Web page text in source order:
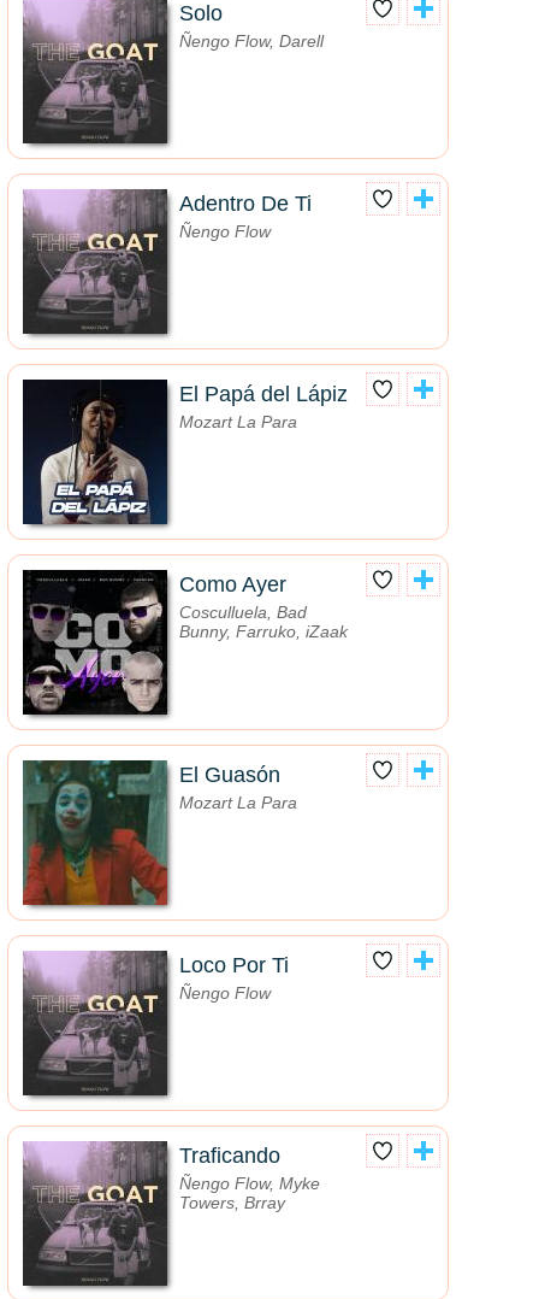
Solo
Ñengo Flow, Darell
Adentro De Ti
Ñengo Flow
El Papá del Lápiz
Mozart La Para
Como Ayer
Cosculluela, Bad
Bunny, Farruko, iZaak
El Guasón
Mozart La Para
Loco Por Ti
Ñengo Flow
Traficando
Ñengo Flow, Myke
Towers, Brray